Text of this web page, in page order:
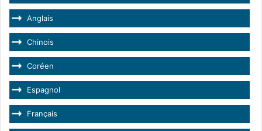
Anglais
Chinois
Coréen
Espagnol
Français